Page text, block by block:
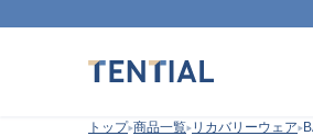
トップ 商品一覧 リカバリーウェア